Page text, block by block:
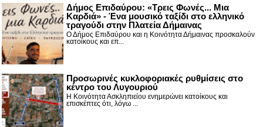
Δήμος Επιδαύρου: «Τρεις Φωνές... Μια
Καρδιά» - Ένα μουσικό ταξίδι στο ελληνικό
τραγούδι στην Πλατεία Δήμαινας
Ο Δήμος Επιδαύρου και η Κοινότητα Δήμαινας προσκαλούν
κατοίκους και επ...
Προσωρινές κυκλοφοριακές ρυθμίσεις στο
κέντρο του Λυγουριού
Η Κοινότητα Ασκληπιείου ενημερώνει κατοίκους και
επισκέπτες ότι, λόγω ...